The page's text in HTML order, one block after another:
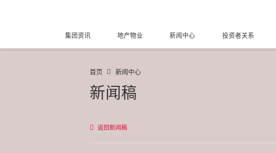
集团资讯 地产物业 新闻中心 投资者关系
首页 新闻中心
新闻稿
返回新闻稿